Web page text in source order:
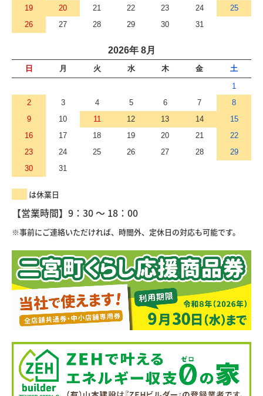
19
20 21 22 23 24
25
26
27 28 29 30 31
2026年 8月
日 月 火 水 木 金
土
1
2
3 4 5 6 7
8
9
10 11 12 13 14
15
16
17 18 19 20 21
22
23
24 25 26 27 28
29
30
31
は休業日
【営業時間】9：30 ～ 18：00
※事前にご連絡いただければ、時間外、定休日の対応も可能です。